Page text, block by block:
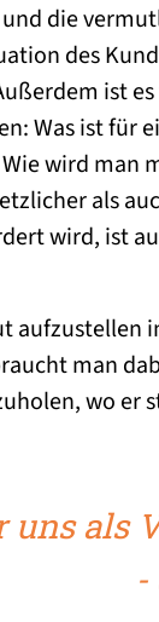
die
des
ist
Was ist für
wird man
als
wird, ist
aufzustellen
man
wo er
uns als